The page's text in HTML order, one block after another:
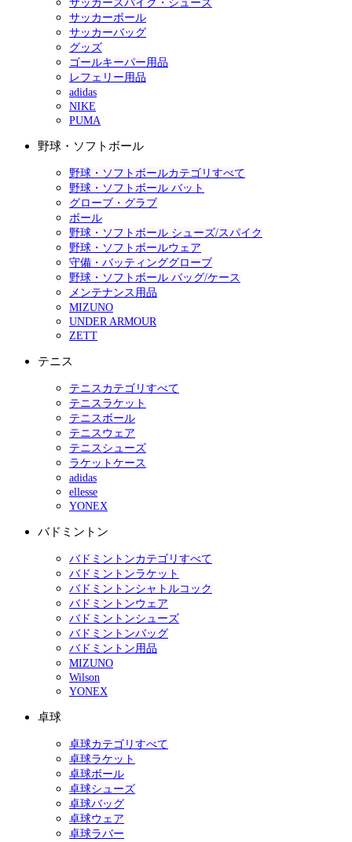
サッカースパイク・シューズ
サッカーボール
サッカーバッグ
グッズ
ゴールキーパー用品
レフェリー用品
adidas
NIKE
PUMA
野球・ソフトボール
野球・ソフトボールカテゴリすべて
野球・ソフトボール バット
グローブ・グラブ
ボール
野球・ソフトボール シューズ/スパイク
野球・ソフトボールウェア
守備・バッティンググローブ
野球・ソフトボール バッグ/ケース
メンテナンス用品
MIZUNO
UNDER ARMOUR
ZETT
テニス
テニスカテゴリすべて
テニスラケット
テニスボール
テニスウェア
テニスシューズ
ラケットケース
adidas
ellesse
YONEX
バドミントン
バドミントンカテゴリすべて
バドミントンラケット
バドミントンシャトルコック
バドミントンウェア
バドミントンシューズ
バドミントンバッグ
バドミントン用品
MIZUNO
Wilson
YONEX
卓球
卓球カテゴリすべて
卓球ラケット
卓球ボール
卓球シューズ
卓球バッグ
卓球ウェア
卓球ラバー